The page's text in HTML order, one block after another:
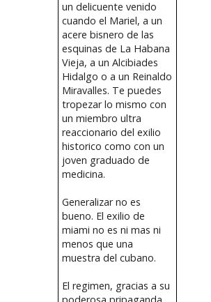
un delicuente venido
cuando el Mariel, a un
acere bisnero de las
esquinas de La Habana
Vieja, a un Alcibiades
Hidalgo o a un Reinaldo
Miravalles. Te puedes
tropezar lo mismo con
un miembro ultra
reaccionario del exilio
historico como con un
joven graduado de
medicina.
Generalizar no es
bueno. El exilio de
miami no es ni mas ni
menos que una
muestra del cubano.
El regimen, gracias a su